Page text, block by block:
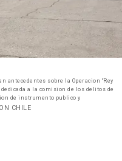
de instrumento publico y
CHILE